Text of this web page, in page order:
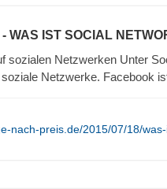
- WAS IST SOCIAL
sozialen Netzwerken Unter
Netzwerke. Facebook
nach-preis.de/2015/07/18/